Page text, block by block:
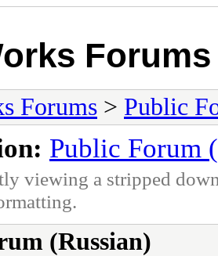
Forums
Forums > Public
Public Forum
viewing a stripped
(Russian)